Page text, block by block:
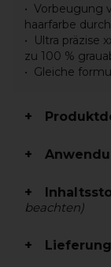
Vorbeugung
haarfarbe
Ultra präzise
zu 100 %
Gleiche
beachten)